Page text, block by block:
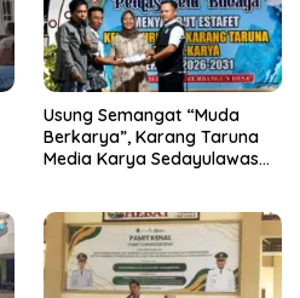
Usung Semangat “Muda
Berkarya”, Karang Taruna
Media Karya Sedayulawas